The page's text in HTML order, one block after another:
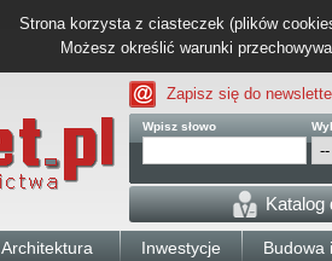
Strona korzysta z ciasteczek (plików
Możesz określić warunki
Zapisz się do
Wpisz słowo
Katalog
Architektura Inwestycje Budowa